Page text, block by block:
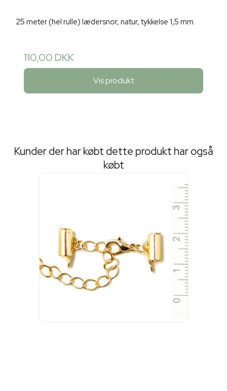
25 meter (hel rulle) lædersnor, natur, tykkelse 1,5 mm.
110,00 DKK
Vis produkt
Kunder der har købt dette produkt har også
købt